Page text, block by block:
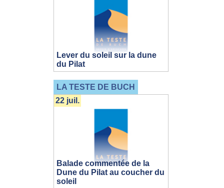
Lever du soleil sur la dune
du Pilat
LA TESTE DE BUCH
Balade commentée de la
Dune du Pilat au coucher du
soleil
22 juil.